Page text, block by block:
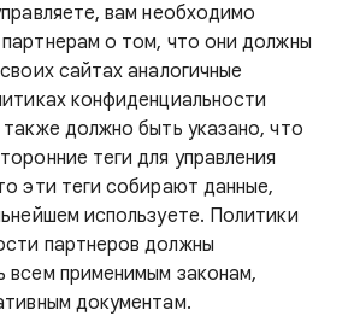
вам необходимо
о том, что они должны
сайтах аналогичные
конфиденциальности
должно быть указано, что
теги для управления
эти теги собирают данные,
используете. Политики
партнеров должны
всем применимым законам,
документам.